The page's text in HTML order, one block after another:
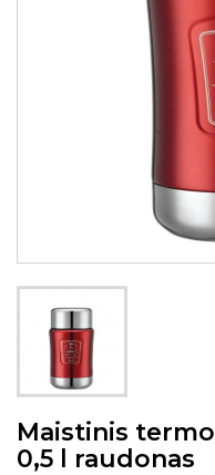
Maistinis
0,5 l raudonas